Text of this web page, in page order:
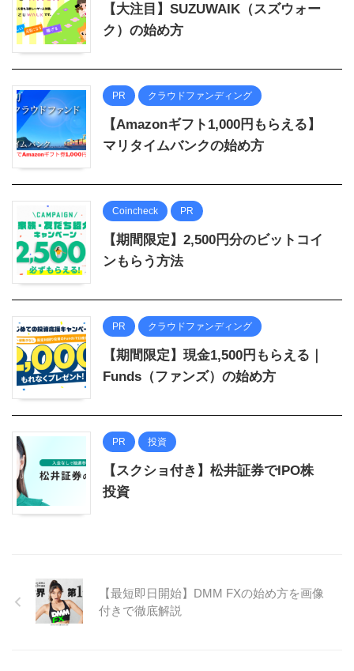
【大注目】SUZUWAIK（スズウォー
ク）の始め方
PR クラウドファンディング
【Amazonギフト1,000円もらえる】
マリタイムバンクの始め方
Coincheck PR
【期間限定】2,500円分のビットコイ
ンもらう方法
PR クラウドファンディング
【期間限定】現金1,500円もらえる｜
Funds（ファンズ）の始め方
PR 投資
【スクショ付き】松井証券でIPO株
投資
【最短即日開始】DMM FXの始め方を画像
付きで徹底解説